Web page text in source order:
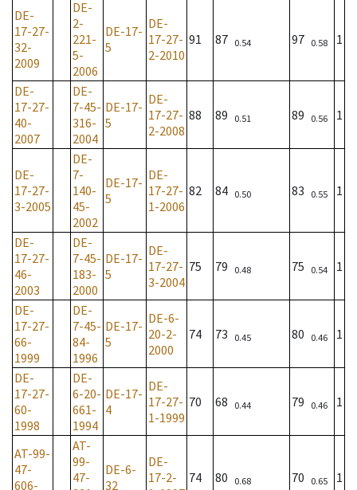
DE-
17-27-
32-
2009
DE-
2-
221-
5-
2006
DE-17-
5
DE-
17-27-
2-2010
91 87 0.54 97 0.58 1
DE-
17-27-
40-
2007
DE-
7-45-
316-
2004
DE-17-
5
DE-
17-27-
2-2008
88 89 0.51 89 0.56 1
DE-
17-27-
3-2005
DE-
7-
140-
45-
2002
DE-17-
5
DE-
17-27-
1-2006
82 84 0.50 83 0.55 1
DE-
17-27-
46-
2003
DE-
7-45-
183-
2000
DE-17-
5
DE-
17-27-
3-2004
75 79 0.48 75 0.54 1
DE-
17-27-
66-
1999
DE-
7-45-
84-
1996
DE-17-
5
DE-6-
20-2-
2000
74 73 0.45 80 0.46 1
DE-
17-27-
60-
1998
DE-
6-20-
661-
1994
DE-17-
4
DE-
17-27-
1-1999
70 68 0.44 79 0.46 1
AT-99-
47-
606-
AT-
99-
47-
DE-6-
32
DE-
17-2-
74 80 0.68 70 0.65 1